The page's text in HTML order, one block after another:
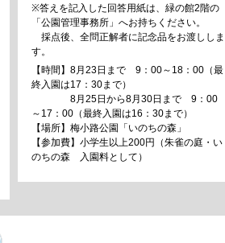
※答えを記入した回答用紙は、緑の館2階の
「公園管理事務所」へお持ちください。
採点後、全問正解者に記念品をお渡ししま
す。
【時間】8月23日まで 9：00～18：00（最
終入園は17：30まで）
8月25日から8月30日まで 9：00
～17：00（最終入園は16：30まで）
【場所】梅小路公園「いのちの森」
【参加費】小学生以上200円（朱雀の庭・い
のちの森 入園料として）